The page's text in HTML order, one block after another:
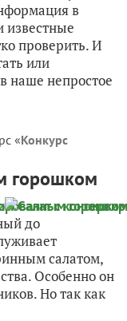
в
известные
проверить. И
или
наше непростое
«Конкурс
горошком
до
салатом,
Особенно он
Но так как